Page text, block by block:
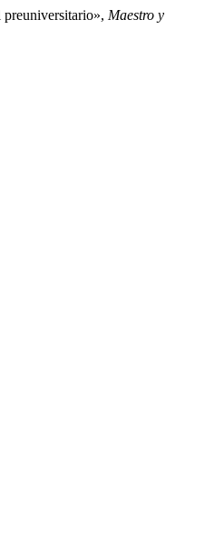
preuniversitario», Maestro y